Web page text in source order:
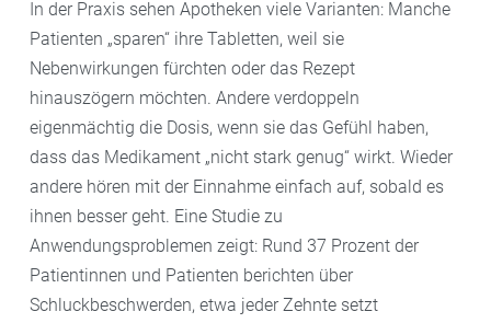
In der Praxis sehen Apotheken viele Varianten: Manche
Patienten „sparen“ ihre Tabletten, weil sie
Nebenwirkungen fürchten oder das Rezept
hinauszögern möchten. Andere verdoppeln
eigenmächtig die Dosis, wenn sie das Gefühl haben,
dass das Medikament „nicht stark genug“ wirkt. Wieder
andere hören mit der Einnahme einfach auf, sobald es
ihnen besser geht. Eine Studie zu
Anwendungsproblemen zeigt: Rund 37 Prozent der
Patientinnen und Patienten berichten über
Schluckbeschwerden, etwa jeder Zehnte setzt